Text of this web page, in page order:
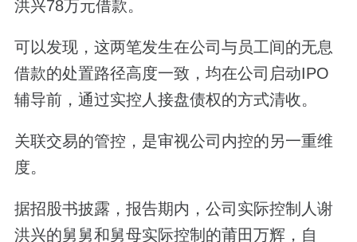
洪兴78万元借款。
可以发现，这两笔发生在公司与员工间的无息
借款的处置路径高度一致，均在公司启动IPO
辅导前，通过实控人接盘债权的方式清收。
关联交易的管控，是审视公司内控的另一重维
度。
据招股书披露，报告期内，公司实际控制人谢
洪兴的舅舅和舅母实际控制的莆田万辉，自